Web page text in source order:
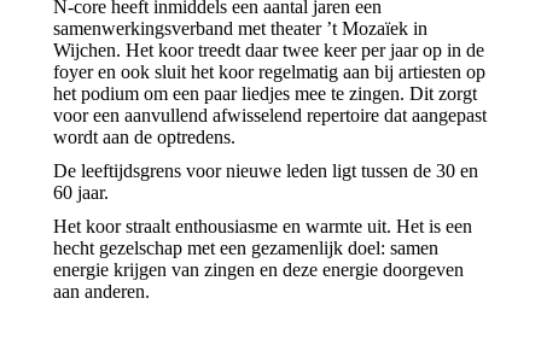
N-core heeft inmiddels een aantal jaren een
samenwerkingsverband met theater ’t Mozaïek in
Wijchen. Het koor treedt daar twee keer per jaar op in de
foyer en ook sluit het koor regelmatig aan bij artiesten op
het podium om een paar liedjes mee te zingen. Dit zorgt
voor een aanvullend afwisselend repertoire dat aangepast
wordt aan de optredens.
De leeftijdsgrens voor nieuwe leden ligt tussen de 30 en
60 jaar.
Het koor straalt enthousiasme en warmte uit. Het is een
hecht gezelschap met een gezamenlijk doel: samen
energie krijgen van zingen en deze energie doorgeven
aan anderen.